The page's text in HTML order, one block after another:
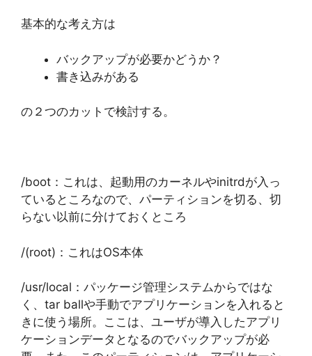
基本的な考え方は
バックアップが必要かどうか？
書き込みがある
の２つのカットで検討する。
/boot：これは、起動用のカーネルやinitrdが入っ
ているところなので、パーティションを切る、切
らない以前に分けておくところ
/(root)：これはOS本体
/usr/local：パッケージ管理システムからではな
く、tar ballや手動でアプリケーションを入れると
きに使う場所。ここは、ユーザが導入したアプリ
ケーションデータとなるのでバックアップが必